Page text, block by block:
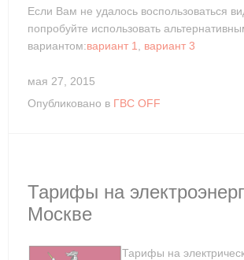
Если Вам не удалось воспользоваться
попробуйте использовать
вариантом:вариант 1 вариант 3
мая 27, 2015
Опубликовано в ГВС OFF
Тарифы на
Москве
Тарифы на